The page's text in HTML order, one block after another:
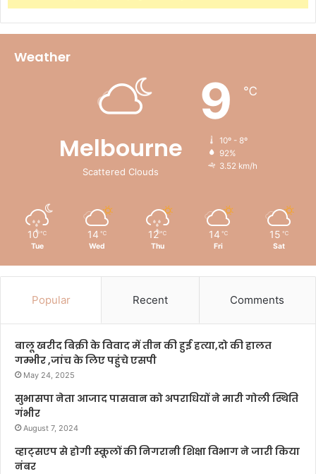
Weather
Melbourne
Scattered Clouds
9 ℃
10º - 8º
92%
3.52 km/h
10 ℃
Tue
14 ℃
Wed
12 ℃
Thu
14 ℃
Fri
15 ℃
Sat
Popular Recent Comments
बालू खरीद बिक्री के विवाद में तीन की हुई हत्या,दो की हालत
गम्भीर ,जांच के लिए पहुंचे एसपी
May 24, 2025
सुभासपा नेता आजाद पासवान को अपराधियों ने मारी गोली स्थिति
गंभीर
August 7, 2024
व्हाट्सएप से होगी स्कूलों की निगरानी शिक्षा विभाग ने जारी किया
नंबर